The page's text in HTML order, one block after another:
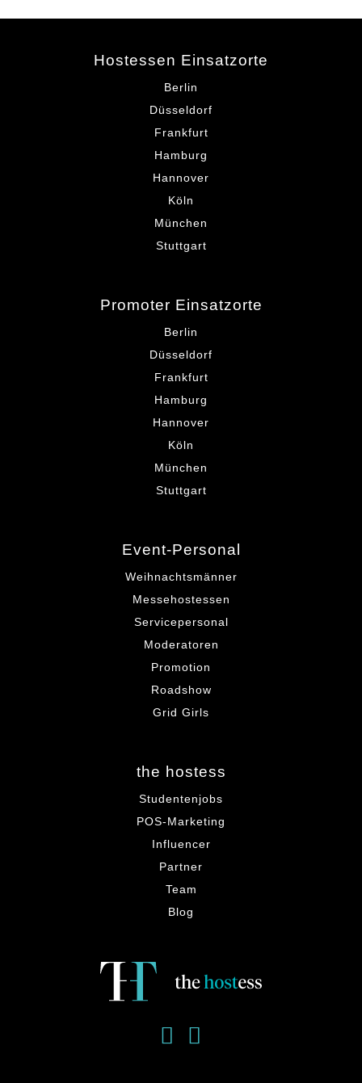
Hostessen Einsatzorte
Berlin
Düsseldorf
Frankfurt
Hamburg
Hannover
Köln
München
Stuttgart
Promoter Einsatzorte
Berlin
Düsseldorf
Frankfurt
Hamburg
Hannover
Köln
München
Stuttgart
Event-Personal
Weihnachtsmänner
Messehostessen
Servicepersonal
Moderatoren
Promotion
Roadshow
Grid Girls
the hostess
Studentenjobs
POS-Marketing
Influencer
Partner
Team
Blog